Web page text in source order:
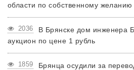
области по собственному желанию
2036
В Брянске дом инженера
аукцион по цене 1 рубль
1859
Брянца осудили за